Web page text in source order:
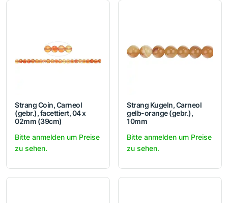
Strang Coin, Carneol
(gebr.), facettiert, 04 x
02mm (39cm)
Bitte anmelden um Preise
zu sehen.
Strang Kugeln, Carneol
gelb-orange (gebr.),
10mm
Bitte anmelden um Preise
zu sehen.